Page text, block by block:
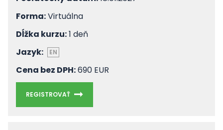
Forma:Virtuálna
Dĺžka kurzu:1 deň
Jazyk:
EN
Cena bez DPH:690 EUR
REGISTROVAŤ